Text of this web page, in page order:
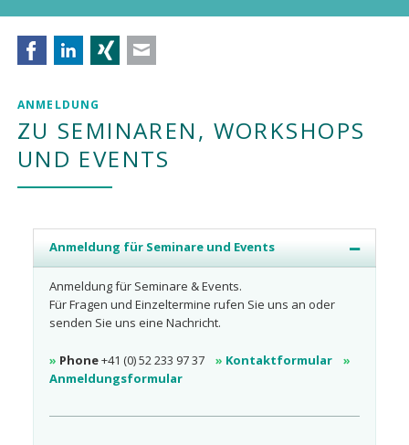
FacebookLinkedIn Xing
ANMELDUNG
ZU SEMINAREN, WORKSHOPS
UND EVENTS
Anmeldung für Seminare und Events
Anmeldung für Seminare & Events.
Für Fragen und Einzeltermine rufen Sie uns an oder
senden Sie uns eine Nachricht.
» Phone+41 (0) 52 233 97 37» Kontaktformular
»
Anmeldungsformular